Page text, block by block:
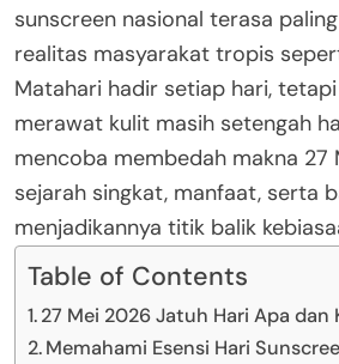
sunscreen nasional terasa
realitas masyarakat tropis
Matahari hadir setiap hari,
merawat kulit masih setengah
mencoba membedah makna 27
sejarah singkat, manfaat, serta
menjadikannya titik balik
Table of Contents
27 Mei 2026 Jatuh Hari Apa dan
Memahami Esensi Hari